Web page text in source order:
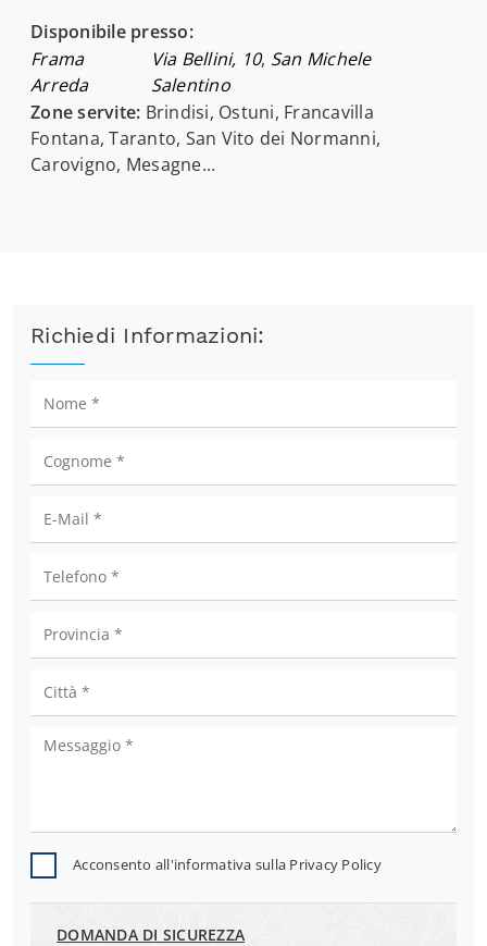
Disponibile presso:
Frama
Arreda
Via Bellini, 10, San Michele
Salentino
Zone servite: Brindisi, Ostuni, Francavilla
Fontana, Taranto, San Vito dei Normanni,
Carovigno, Mesagne...
Richiedi Informazioni:
Acconsento all'informativa sulla Privacy Policy
DOMANDA DI SICUREZZA